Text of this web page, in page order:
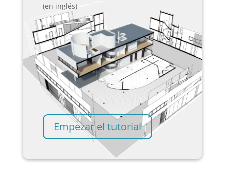
(en inglés)
Empezar el tutorial